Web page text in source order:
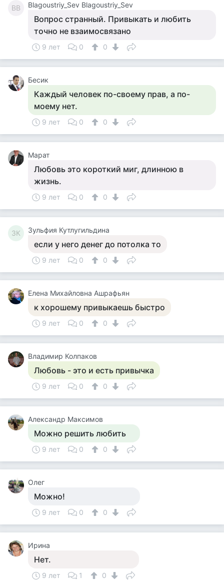
BB Blagoustriy_Sev Blagoustriy_Sev
Вопрос странный. Привыкать и любить
точно не взаимосвязано
9 лет 0 0
Бесик
Каждый человек по-своему прав, а по-
моему нет.
9 лет 0 0
Марат
Любовь это короткий миг, длинною в
жизнь.
9 лет 0 0
ЗК Зульфия Кутлугильдина
если у него денег до потолка то
9 лет 0 0
Елена Михайловна Ашрафьян
к хорошему привыкаешь быстро
9 лет 0 0
Владимир Колпаков
Любовь - это и есть привычка
9 лет 0 0
Александр Максимов
Можно решить любить
9 лет 0 0
Олег
Можно!
9 лет 0 0
Ирина
Нет.
9 лет 1
0